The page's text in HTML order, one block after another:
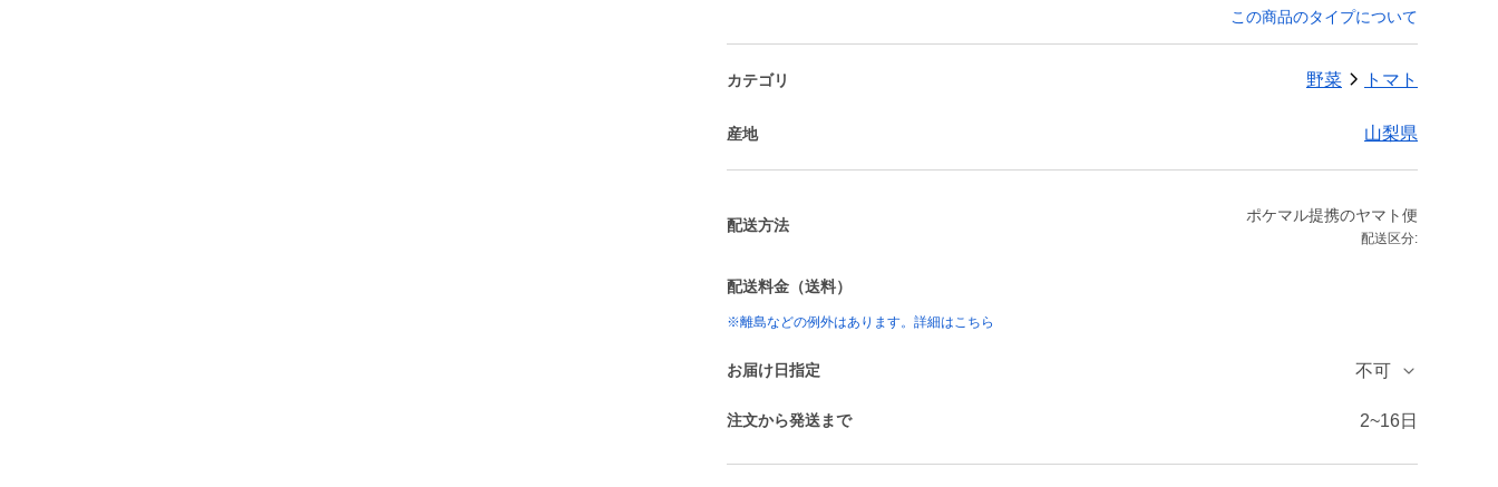
この商品のタイプについて
カテゴリ 野菜 トマト
産地 山梨県
配送方法
ポケマル提携のヤマト便
配送区分:
配送料金（送料）
※離島などの例外はあります。詳細はこちら
お届け日指定 不可
注文から発送まで 2~16日